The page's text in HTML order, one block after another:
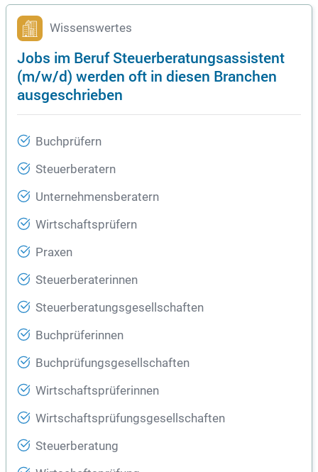
Wissenswertes
Jobs im Beruf Steuerberatungsassistent
(m/w/d) werden oft in diesen Branchen
ausgeschrieben
Buchprüfern
Steuerberatern
Unternehmensberatern
Wirtschaftsprüfern
Praxen
Steuerberaterinnen
Steuerberatungsgesellschaften
Buchprüferinnen
Buchprüfungsgesellschaften
Wirtschaftsprüferinnen
Wirtschaftsprüfungsgesellschaften
Steuerberatung